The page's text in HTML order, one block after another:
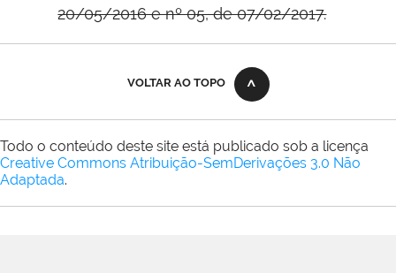
20/05/2016 e nº 05, de 07/02/2017.
VOLTAR AO TOPO
Todo o conteúdo deste site está publicado sob a licença
Creative Commons Atribuição-SemDerivações 3.0 Não
Adaptada.